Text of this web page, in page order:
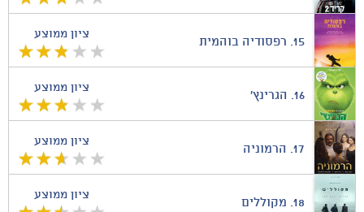
ציון ממוצע
15. רפסודיה בוהמית
ציון ממוצע
16. הגרינץ'
ציון ממוצע
17. הרמוניה
ציון ממוצע
18. מקוללים